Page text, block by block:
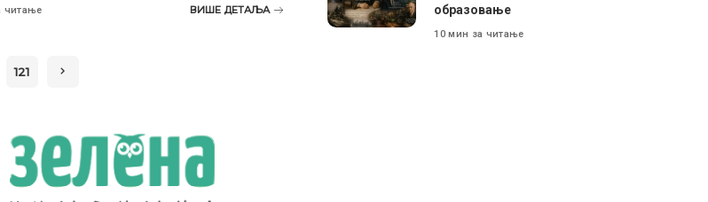
читање ВИШЕ ДЕТАЉА
121
образовање
10 мин за читање